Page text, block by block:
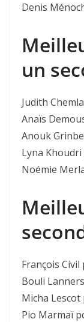
Denis
un
Judith
Anaïs
Anouk
Lyna
Noémie
François
Bouli
Micha
Pio Marmaï